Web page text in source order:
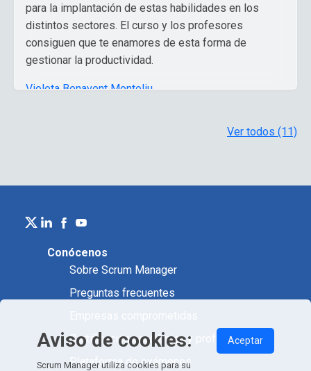
para la implantación de estas habilidades en los
distintos sectores. El curso y los profesores
consiguen que te enamores de esta forma de
gestionar la productividad.
Violeta Benavent Montoliu,
Ver todos (11)
Conócenos
Sobre Scrum Manager
Preguntas frecuentes
Certificación académica y profesional
Plataforma de exámenes
Aviso de cookies:
Scrum Manager utiliza cookies para su
Aceptar